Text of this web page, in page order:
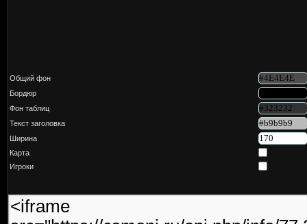
Общий фон
Бордюр
Фон таблиц
Текст заголовка
Ширина
Карта
Игроки